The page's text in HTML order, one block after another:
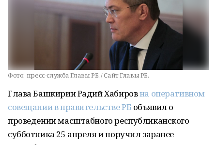
Фото: пресс-служба Главы РБ. / Сайт Главы РБ.
Глава Башкирии Радий Хабировна оперативном
совещании в правительстве РБ объявил о
проведении масштабного республиканского
субботника 25 апреля и поручил заранее